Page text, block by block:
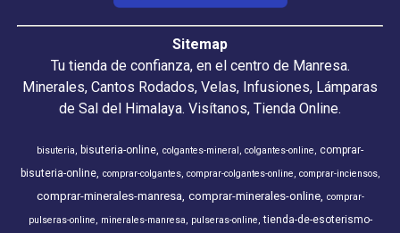
Sitemap
Tu tienda de confianza, en el centro de Manresa.
Minerales, Cantos Rodados, Velas, Infusiones, Lámparas
de Sal del Himalaya. Visítanos, Tienda Online.
bisuteria bisuteria-online colgantes-mineral colgantes-online
comprar-
bisuteria-online comprar-colgantes comprar-colgantes-online comprar-inciensos
comprar-minerales-manresa comprar-minerales-online comprar-
pulseras-online
minerales-manresa pulseras-online tienda-de-esoterismo-